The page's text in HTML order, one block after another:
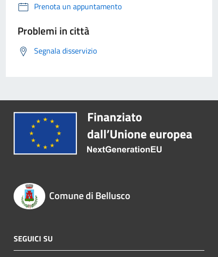
Prenota un appuntamento
Problemi in città
Segnala disservizio
Comune di Bellusco
SEGUICI SU